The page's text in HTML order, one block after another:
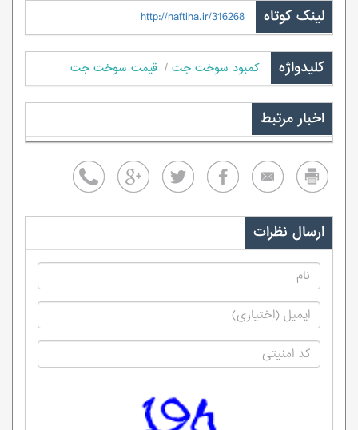
لینک کوتاه http://naftiha.ir/316268
کلیدواژه کمبود سوخت جت قیمت سوخت جت
اخبار مرتبط
ارسال نظرات